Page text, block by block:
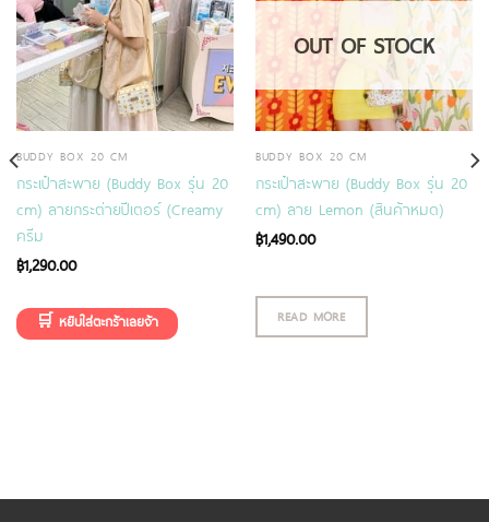
BUDDY BOX 20 CM
กระเป๋าสะพาย (Buddy Box รุ่น 20
cm) ลายกระต่ายปีเตอร์ (Creamy
ครีม
฿1,290.00
OUT OF STOCK
BUDDY BOX 20 CM
กระเป๋าสะพาย (Buddy Box รุ่น 20
cm) ลาย Lemon (สินค้าหมด)
฿1,490.00
READ MORE